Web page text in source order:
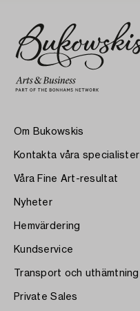
Om Bukowskis
Kontakta våra specialister
Våra Fine Art-resultat
Nyheter
Hemvärdering
Kundservice
Transport och uthämtning
Private Sales